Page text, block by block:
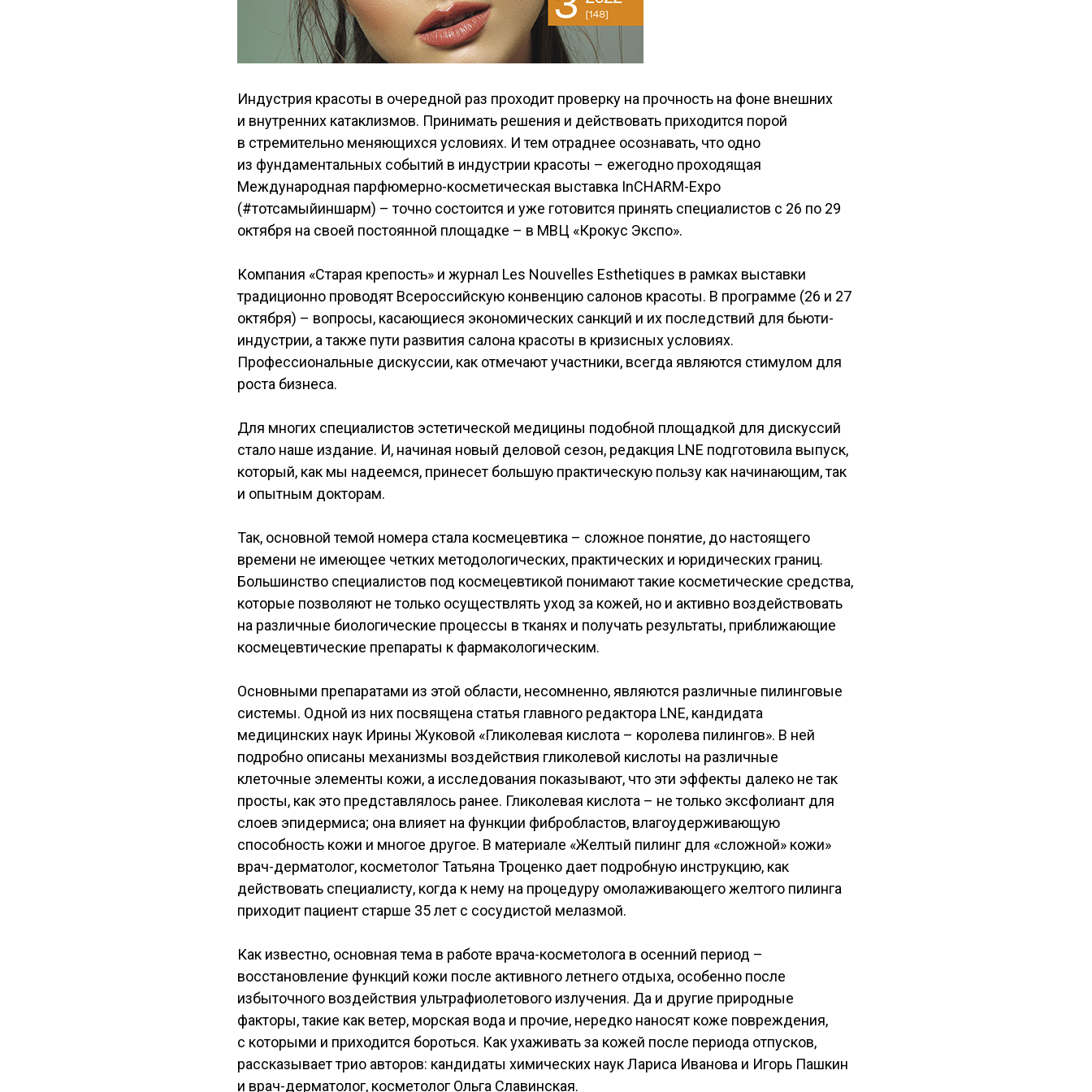
Индустрия красоты в очередной раз проходит проверку на прочность на фоне внешних
и внутренних катаклизмов. Принимать решения и действовать приходится порой
в стремительно меняющихся условиях. И тем отраднее осознавать, что одно
из фундаментальных событий в индустрии красоты – ежегодно проходящая
Международная парфюмерно-косметическая выставка InCHARM-Expo
(#тотсамыйиншарм) – точно состоится и уже готовится принять специалистов с 26 по 29
октября на своей постоянной площадке – в МВЦ «Крокус Экспо».
Компания «Старая крепость» и журнал Les Nouvelles Esthetiques в рамках выставки
традиционно проводят Всероссийскую конвенцию салонов красоты. В программе (26 и 27
октября) – вопросы, касающиеся экономических санкций и их последствий для бьюти-
индустрии, а также пути развития салона красоты в кризисных условиях.
Профессиональные дискуссии, как отмечают участники, всегда являются стимулом для
роста бизнеса.
Для многих специалистов эстетической медицины подобной площадкой для дискуссий
стало наше издание. И, начиная новый деловой сезон, редакция LNE подготовила выпуск,
который, как мы надеемся, принесет большую практическую пользу как начинающим, так
и опытным докторам.
Так, основной темой номера стала космецевтика – сложное понятие, до настоящего
времени не имеющее четких методологических, практических и юридических границ.
Большинство специалистов под космецевтикой понимают такие косметические средства,
которые позволяют не только осуществлять уход за кожей, но и активно воздействовать
на различные биологические процессы в тканях и получать результаты, приближающие
космецевтические препараты к фармакологическим.
Основными препаратами из этой области, несомненно, являются различные пилинговые
системы. Одной из них посвящена статья главного редактора LNE, кандидата
медицинских наук Ирины Жуковой «Гликолевая кислота – королева пилингов». В ней
подробно описаны механизмы воздействия гликолевой кислоты на различные
клеточные элементы кожи, а исследования показывают, что эти эффекты далеко не так
просты, как это представлялось ранее. Гликолевая кислота – не только эксфолиант для
слоев эпидермиса; она влияет на функции фибробластов, влагоудерживающую
способность кожи и многое другое. В материале «Желтый пилинг для «сложной» кожи»
врач-дерматолог, косметолог Татьяна Троценко дает подробную инструкцию, как
действовать специалисту, когда к нему на процедуру омолаживающего желтого пилинга
приходит пациент старше 35 лет с сосудистой мелазмой.
Как известно, основная тема в работе врача-косметолога в осенний период –
восстановление функций кожи после активного летнего отдыха, особенно после
избыточного воздействия ультрафиолетового излучения. Да и другие природные
факторы, такие как ветер, морская вода и прочие, нередко наносят коже повреждения,
с которыми и приходится бороться. Как ухаживать за кожей после периода отпусков,
рассказывает трио авторов: кандидаты химических наук Лариса Иванова и Игорь Пашкин
и врач-дерматолог, косметолог Ольга Славинская.